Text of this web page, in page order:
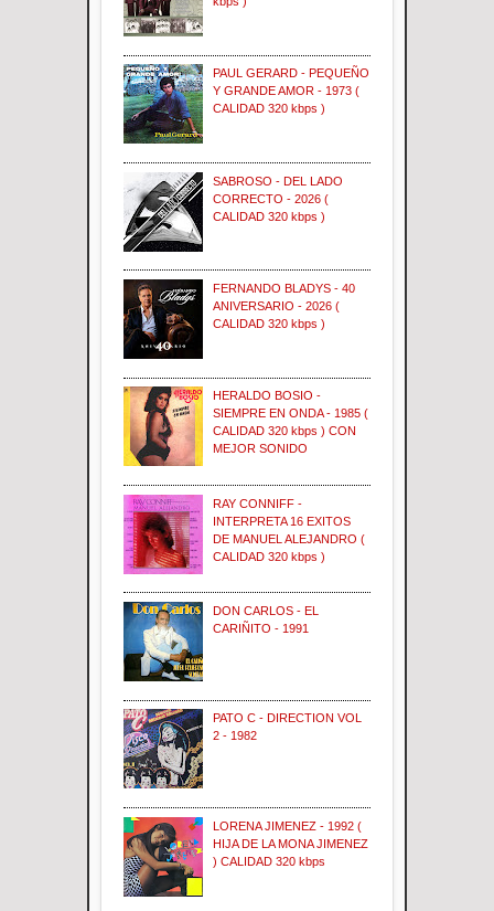
PAUL GERARD - PEQUEÑO
Y GRANDE AMOR - 1973 (
CALIDAD 320 kbps )
SABROSO - DEL LADO
CORRECTO - 2026 (
CALIDAD 320 kbps )
FERNANDO BLADYS - 40
ANIVERSARIO - 2026 (
CALIDAD 320 kbps )
HERALDO BOSIO -
SIEMPRE EN ONDA - 1985 (
CALIDAD 320 kbps ) CON
MEJOR SONIDO
RAY CONNIFF -
INTERPRETA 16 EXITOS
DE MANUEL ALEJANDRO (
CALIDAD 320 kbps )
DON CARLOS - EL
CARIÑITO - 1991
PATO C - DIRECTION VOL
2 - 1982
LORENA JIMENEZ - 1992 (
HIJA DE LA MONA JIMENEZ
) CALIDAD 320 kbps